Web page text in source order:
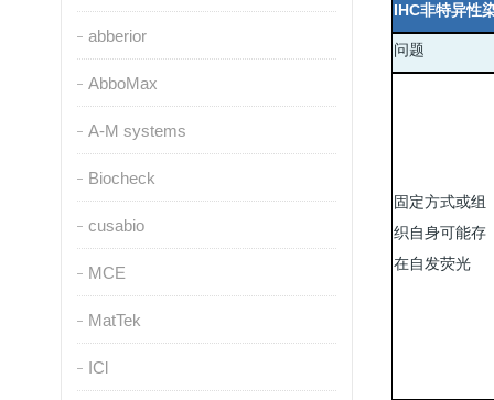
abberior
AbboMax
A-M systems
Biocheck
cusabio
MCE
MatTek
ICl
IHC非特异性
问题
固定方式或组
织自身可能存
在自发荧光